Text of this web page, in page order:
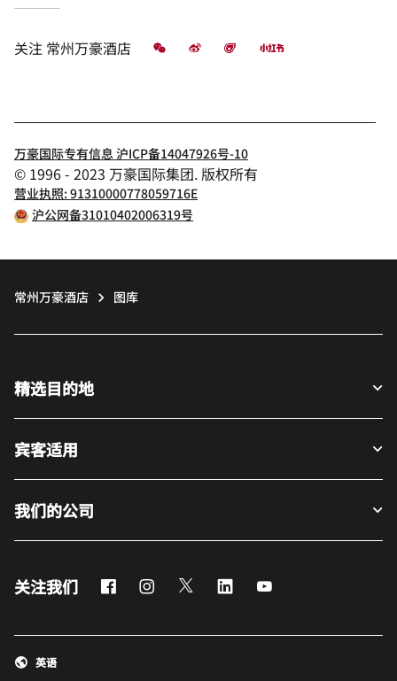
关注 常州万豪酒店 微信 微博 飞猪 小红书
万豪国际专有信息 沪ICP备14047926号-10
© 1996 - 2023 万豪国际集团. 版权所有
营业执照: 91310000778059716E
沪公网备31010402006319号
常州万豪酒店 图库
精选目的地
宾客适用
我们的公司
关注我们 FacebookInstagram
Twitter LinkedIn
英语